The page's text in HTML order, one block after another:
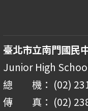
臺北市立南門國民
Junior High
總 機： (02)
傳 真： (02)